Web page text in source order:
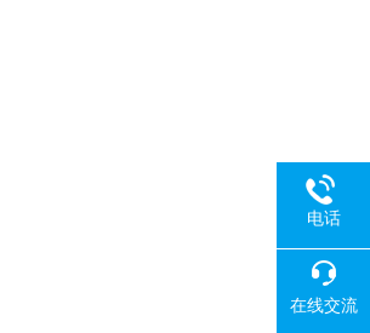
电话
在线交流